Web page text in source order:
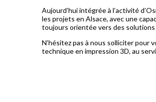
Aujourd’hui intégrée à l’activité d’
les projets en Alsace, avec une
toujours orientée vers des
N’hésitez pas à nous solliciter pour
technique en impression 3D, au